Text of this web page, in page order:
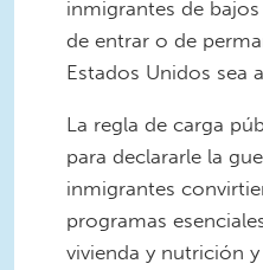
inmigrantes de
de entrar o de
Estados Unidos sea
La regla de carga
para declararle la
inmigrantes
programas
vivienda y nutrición